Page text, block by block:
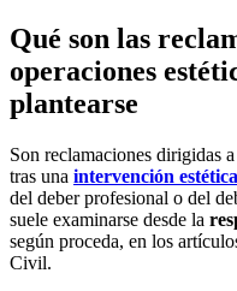
Qué son las
operaciones
plantearse
Son reclamaciones dirigidas
tras una intervención estética
del deber profesional o del
suele examinarse desde la
según proceda, en los
Civil.